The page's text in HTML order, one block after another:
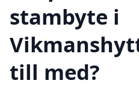
stambyte i
till med?